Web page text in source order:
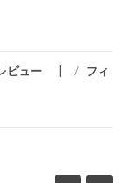
ビュー / フィ